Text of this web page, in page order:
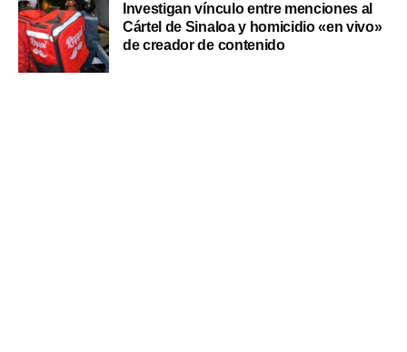
Investigan vínculo entre menciones al
Cártel de Sinaloa y homicidio «en vivo»
de creador de contenido